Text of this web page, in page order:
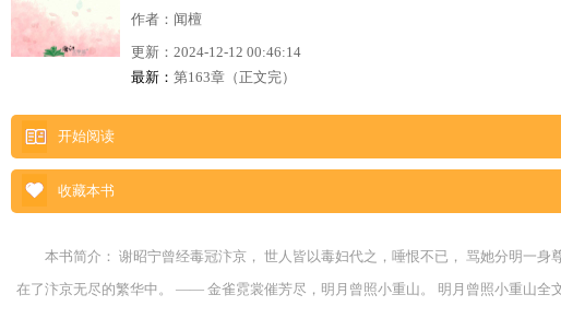
作者： 闻檀
更新： 2024-12-12 00:46:14
最新： 第163章（正文完）
开始阅读
收藏本书
本书简介： 谢昭宁曾经毒冠汴京， 世人皆以毒妇代之，唾恨不已， 骂她分明一
在了汴京无尽的繁华中。 —— 金雀霓裳催芳尽，明月曾照小重山。 明月曾照小重山全